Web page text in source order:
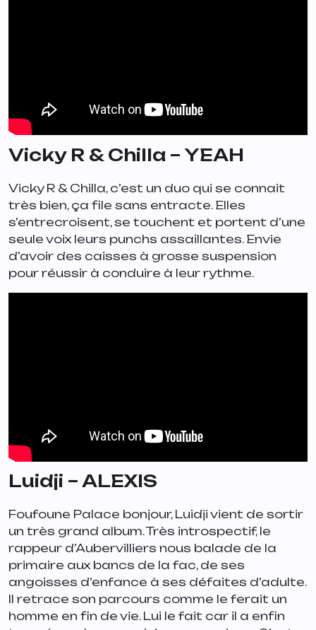
Vicky R & Chilla – YEAH
Vicky R & Chilla, c’est un duo qui se connait
très bien, ça file sans entracte. Elles
s’entrecroisent, se touchent et portent d’une
seule voix leurs punchs assaillantes. Envie
d’avoir des caisses à grosse suspension
pour réussir à conduire à leur rythme.
Luidji – ALEXIS
Foufoune Palace bonjour, Luidji vient de sortir
un très grand album. Très introspectif, le
rappeur d’Aubervilliers nous balade de la
primaire aux bancs de la fac, de ses
angoisses d’enfance à ses défaites d’adulte.
Il retrace son parcours comme le ferait un
homme en fin de vie. Lui le fait car il a enfin